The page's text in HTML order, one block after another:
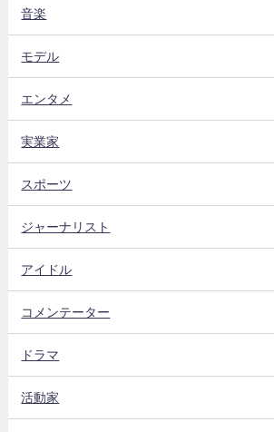
音楽
モデル
エンタメ
実業家
スポーツ
ジャーナリスト
アイドル
コメンテーター
ドラマ
活動家